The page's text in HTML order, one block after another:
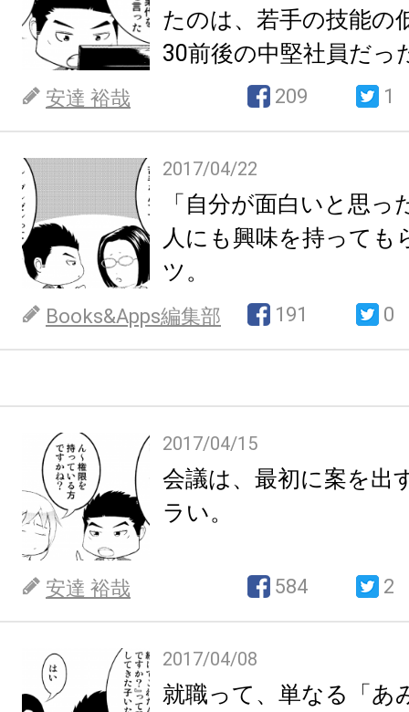
たのは、若手の技能の
30前後の中堅社員だっ
安達 裕哉 209 1
2017/04/22
「自分が面白いと思
人にも興味を持っても
ツ。
Books&Apps編集部 191 0
2017/04/15
会議は、最初に案を出
ラい。
安達 裕哉 584 2
2017/04/08
就職って、単なる「あ